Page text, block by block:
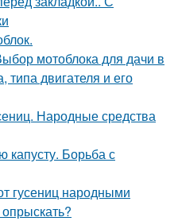
мотоблока для дачи в
типа двигателя и его
Народные средства
капусту. Борьба с
гусениц народными